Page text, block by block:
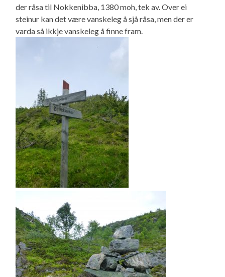
der råsa til Nokkenibba, 1380 moh, tek av. Over ei
steinur kan det være vanskeleg å sjå råsa, men der er
varda så ikkje vanskeleg å finne fram.